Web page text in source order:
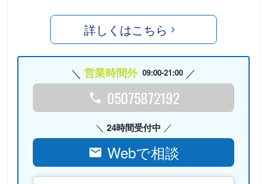
詳しくはこちら
営業時間外 09:00-21:00
05075872192
24時間受付中
Webで相談